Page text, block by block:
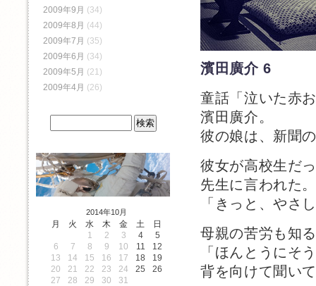
濱田廣介 6
童話「泣いた赤
濱田廣介。
彼の娘は、新聞
彼女が高校生だ
先生に言われた
「きっと、やさ
母親の苦労も知
「ほんとうにそ
背を向けて聞い
2009年9月 (34)
2009年8月 (44)
2009年7月 (35)
2009年6月 (34)
2009年5月 (21)
2009年4月 (26)
2014年10月
月 火 水 木 金 土
日
1
2 3 4
5
6
7 8 9 10 11
12
13
14 15 16 17 18
19
20
21 22 23 24 25
26
27
28 29 30 31